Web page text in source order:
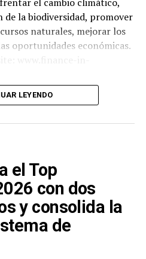
la biodiversidad, promover
naturales, mejorar los
oportunidades económicas.
LEYENDO
el Top
con dos
y consolida la
de